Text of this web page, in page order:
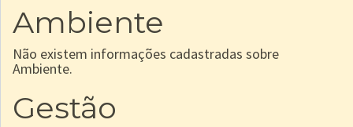
Ambiente
Não existem informações cadastradas sobre
Ambiente.
Gestão